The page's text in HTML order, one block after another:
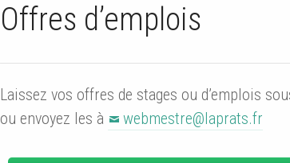
Offres d’emplois
Laissez vos offres de stages ou d’emplois
ou envoyez les à
webmestre@laprats.fr